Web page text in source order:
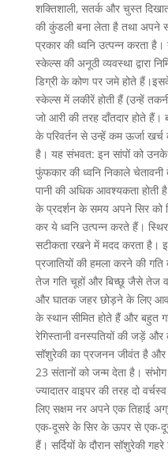
शक्तिशाली, सतर्क और चुस्त
की कुंडली बना लेता है तथा
प्रकार की ध्वनि उत्पन्न करता
स्केल्स की अनूठी व्यवस्था द्वारा
डिग्री के कोण पर जमे होते
स्केल्स में लकीरें होती हैं (उन्हें
जो आरी की तरह दाँतदार होते
के परिवर्तन से उन्हें कम ऊर्जा
है। यह संभवत: इन सांपों को उनके
फुंफकार की ध्वनि निकाले
पानी की अधिक आवश्यकता
के प्रदर्शन के समय अपने सिर को
कर ये ध्वनि उत्पन्न करते हैं।
सटीकता रखने में मदद करता है।
प्रजातियों की हमला करने की
तेज गति चूहों और बिच्छू जैसे तेज
और घातक जहर छोड़ने के लिए
के स्थान सीमित होते हैं और बहुत
रेगिस्तानी वनस्पतियों की जड़ें
सॉशुरेकी का प्रजनन जीवंत है
23 संतानों को जन्म देता है।
ज्यादातर वाइपर की तरह दो
लिए सक्षम नर अपने एक तिहाई
एक-दूसरे के सिर के ऊपर से एक-
हैं। सर्दियों के दौरान सॉशुरेकी